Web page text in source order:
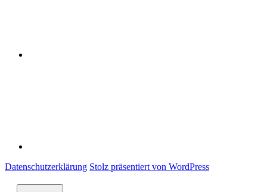
Datenschutzerklärung Stolz präsentiert von WordPress